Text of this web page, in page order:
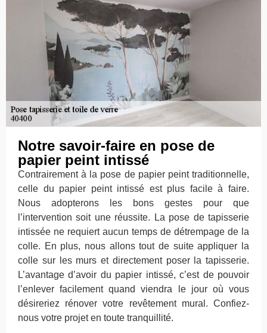
Notre savoir-faire en pose de
papier peint intissé
Contrairement à la pose de papier peint traditionnelle,
celle du papier peint intissé est plus facile à faire.
Nous adopterons les bons gestes pour que
l’intervention soit une réussite. La pose de tapisserie
intissée ne requiert aucun temps de détrempage de la
colle. En plus, nous allons tout de suite appliquer la
colle sur les murs et directement poser la tapisserie.
L’avantage d’avoir du papier intissé, c’est de pouvoir
l’enlever facilement quand viendra le jour où vous
désireriez rénover votre revêtement mural. Confiez-
nous votre projet en toute tranquillité.